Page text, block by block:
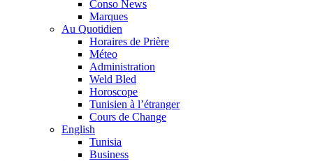
Conso News
Marques
Au Quotidien
Horaires de Prière
Méteo
Administration
Weld Bled
Horoscope
Tunisien à l’étranger
Cours de Change
English
Tunisia
Business